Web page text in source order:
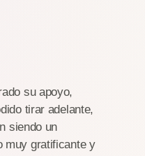
su apoyo,
tirar adelante,
siendo un
muy gratificante y